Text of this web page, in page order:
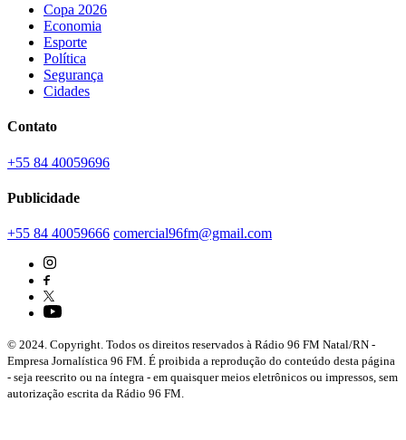
Copa 2026
Economia
Esporte
Política
Segurança
Cidades
Contato
+55 84 40059696
Publicidade
+55 84 40059666 comercial96fm@gmail.com
© 2024. Copyright. Todos os direitos reservados à Rádio 96 FM Natal/RN -
Empresa Jornalística 96 FM. É proibida a reprodução do conteúdo desta página
- seja reescrito ou na íntegra - em quaisquer meios eletrônicos ou impressos, sem
autorização escrita da Rádio 96 FM.